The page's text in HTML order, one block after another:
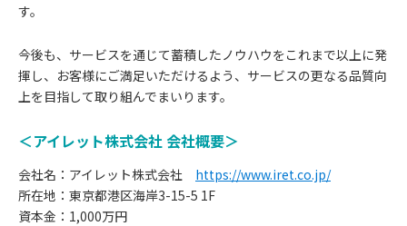
す。
今後も、サービスを通じて蓄積したノウハウをこれまで以上に発
揮し、お客様にご満足いただけるよう、サービスの更なる品質向
上を目指して取り組んでまいります。
＜アイレット株式会社 会社概要＞
会社名：アイレット株式会社 https://www.iret.co.jp/
所在地：東京都港区海岸3-15-5 1F
資本金：1,000万円